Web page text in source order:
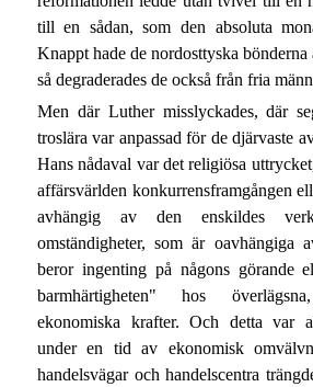
till en sådan, som den absoluta
Knappt hade de nordosttyska
så degraderades de också från fria
Men där Luther misslyckades, där
troslära var anpassad för de djärvaste
Hans nådaval var det religiösa
affärsvärlden konkurrensframgången
avhängig av den enskildes
omständigheter, som är oavhängiga
beror ingenting på någons görande
barmhärtigheten" hos
ekonomiska krafter. Och detta var
under en tid av ekonomisk
handelsvägar och handelscentra